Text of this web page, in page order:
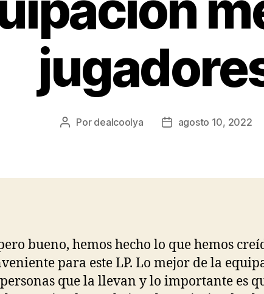
Autor
Por dealcoolya
Fechaagosto 10, 2022
bueno, hemos hecho lo que hemos
para este LP. Lo mejor de la
que la llevan y lo importante es